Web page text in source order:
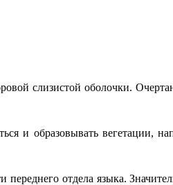
слизистой оболочки.
и образовывать
отдела языка.